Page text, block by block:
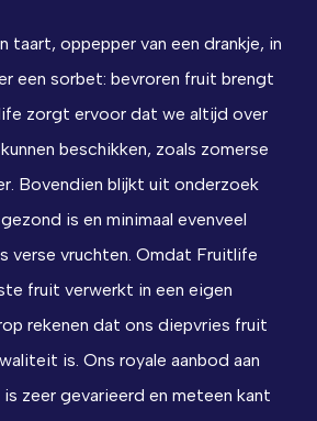
taart, oppepper van een drankje, in
een sorbet: bevroren fruit brengt
zorgt ervoor dat we altijd over
beschikken, zoals zomerse
Bovendien blijkt uit onderzoek
is en minimaal evenveel
verse vruchten. Omdat Fruitlife
fruit verwerkt in een eigen
rekenen dat ons diepvries fruit
is. Ons royale aanbod aan
zeer gevarieerd en meteen kant